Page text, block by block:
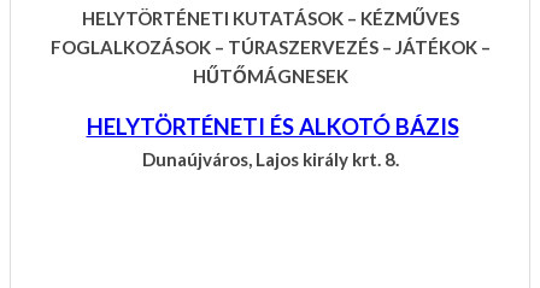
HELYTÖRTÉNETI KUTATÁSOK – KÉZMŰVES
FOGLALKOZÁSOK – TÚRASZERVEZÉS – JÁTÉKOK –
HŰTŐMÁGNESEK
HELYTÖRTÉNETI ÉS ALKOTÓ BÁZIS
Dunaújváros, Lajos király krt. 8.